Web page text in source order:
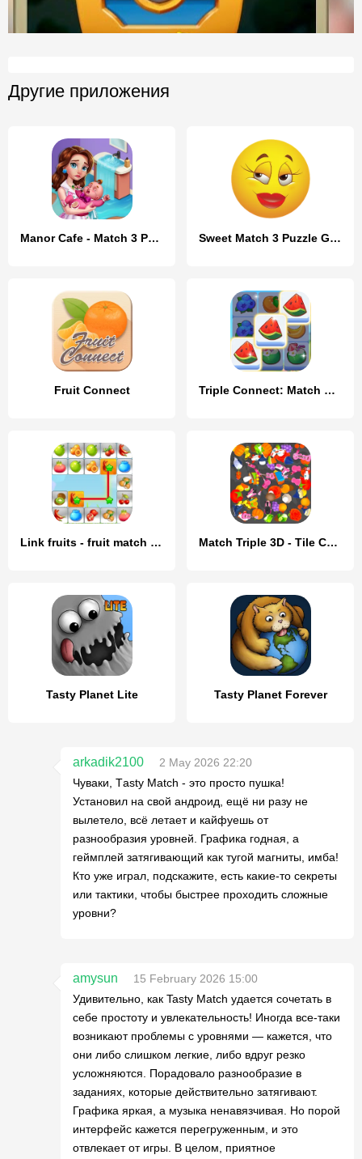
Другие приложения
Manor Cafe - Match 3 Puzzle Sweet Match 3 Puzzle Game
Fruit Connect Triple Connect: Match Tile
Link fruits - fruit match pair Match Triple 3D - Tile Connect
Tasty Planet Lite Tasty Planet Forever
arkadik2100
2 May 2026 22:20
Чуваки, Тasty Match - это просто пушка!
Установил на свой андроид, ещё ни разу не
вылетело, всё летает и кайфуешь от
разнообразия уровней. Графика годная, а
геймплей затягивающий как тугой магниты, имба!
Кто уже играл, подскажите, есть какие-то секреты
или тактики, чтобы быстрее проходить сложные
уровни?
amysun
15 February 2026 15:00
Удивительно, как Tasty Match удается сочетать в
себе простоту и увлекательность! Иногда все-таки
возникают проблемы с уровнями — кажется, что
они либо слишком легкие, либо вдруг резко
усложняются. Порадовало разнообразие в
заданиях, которые действительно затягивают.
Графика яркая, а музыка ненавязчивая. Но порой
интерфейс кажется перегруженным, и это
отвлекает от игры. В целом, приятное